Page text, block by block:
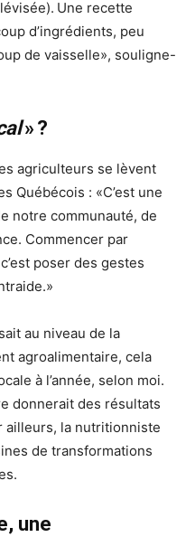
Une recette
d’ingrédients, peu
de vaisselle», souligne-
» ?
agriculteurs se lèvent
Québécois : «C’est une
notre communauté, de
Commencer par
poser des gestes
au niveau de la
agroalimentaire, cela
à l’année, selon moi.
donnerait des résultats
ailleurs, la nutritionniste
de transformations
une